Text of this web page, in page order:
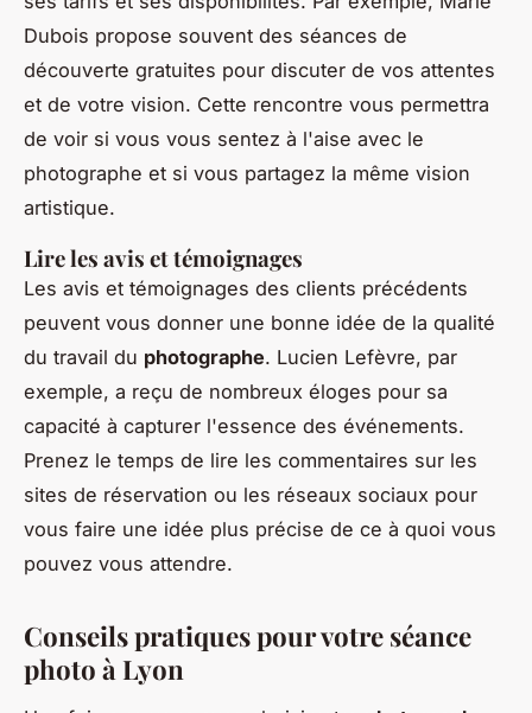
Dubois propose souvent des séances de
découverte gratuites pour discuter de vos attentes
et de votre vision. Cette rencontre vous permettra
de voir si vous vous sentez à l'aise avec le
photographe et si vous partagez la même vision
artistique.
Lire les avis et témoignages
Les avis et témoignages des clients précédents
peuvent vous donner une bonne idée de la qualité
du travail du photographe. Lucien Lefèvre, par
exemple, a reçu de nombreux éloges pour sa
capacité à capturer l'essence des événements.
Prenez le temps de lire les commentaires sur les
sites de réservation ou les réseaux sociaux pour
vous faire une idée plus précise de ce à quoi vous
pouvez vous attendre.
Conseils pratiques pour votre séance
photo à Lyon